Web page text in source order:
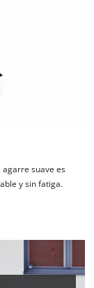
suave es
y sin fatiga.